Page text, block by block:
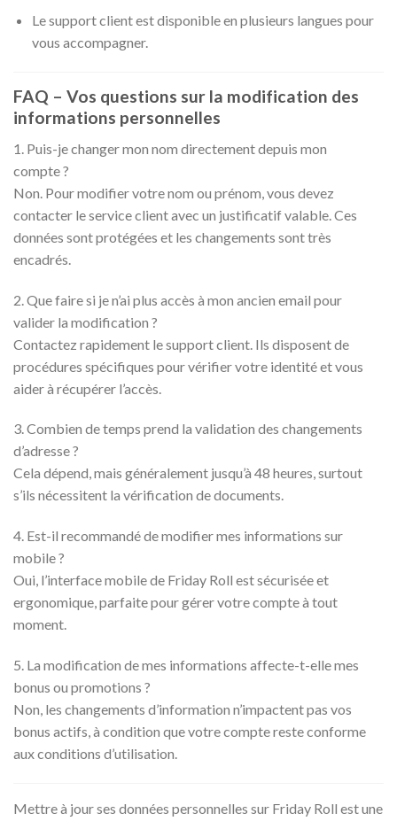
Le support client est disponible en plusieurs langues pour
vous accompagner.
FAQ – Vos questions sur la modification des
informations personnelles
1. Puis-je changer mon nom directement depuis mon
compte ?
Non. Pour modifier votre nom ou prénom, vous devez
contacter le service client avec un justificatif valable. Ces
données sont protégées et les changements sont très
encadrés.
2. Que faire si je n’ai plus accès à mon ancien email pour
valider la modification ?
Contactez rapidement le support client. Ils disposent de
procédures spécifiques pour vérifier votre identité et vous
aider à récupérer l’accès.
3. Combien de temps prend la validation des changements
d’adresse ?
Cela dépend, mais généralement jusqu’à 48 heures, surtout
s’ils nécessitent la vérification de documents.
4. Est-il recommandé de modifier mes informations sur
mobile ?
Oui, l’interface mobile de Friday Roll est sécurisée et
ergonomique, parfaite pour gérer votre compte à tout
moment.
5. La modification de mes informations affecte-t-elle mes
bonus ou promotions ?
Non, les changements d’information n’impactent pas vos
bonus actifs, à condition que votre compte reste conforme
aux conditions d’utilisation.
Mettre à jour ses données personnelles sur Friday Roll est une